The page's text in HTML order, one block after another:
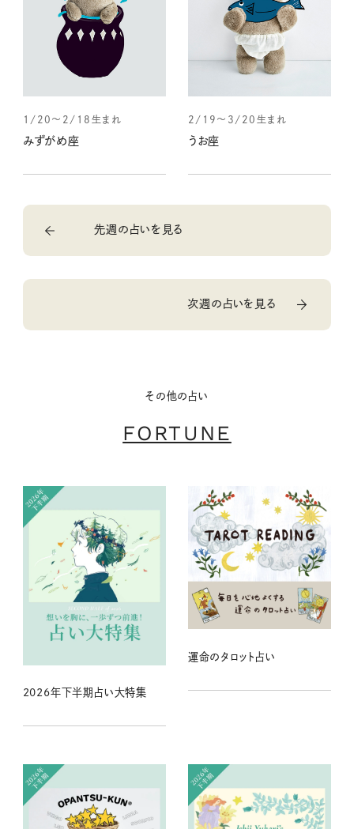
1/20～2/18生まれ
みずがめ座
2/19～3/20生まれ
うお座
先週の占いを見る
次週の占いを見る
その他の占い
FORTUNE
2026年下半期占い大特集
運命のタロット占い